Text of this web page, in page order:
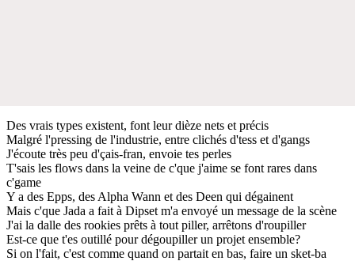
Des vrais types existent, font leur dièze nets et précis
Malgré l'pressing de l'industrie, entre clichés d'tess et d'gangs
J'écoute très peu d'çais-fran, envoie tes perles
T'sais les flows dans la veine de c'que j'aime se font rares dans
c'game
Y a des Epps, des Alpha Wann et des Deen qui dégainent
Mais c'que Jada a fait à Dipset m'a envoyé un message de la scène
J'ai la dalle des rookies prêts à tout piller, arrêtons d'roupiller
Est-ce que t'es outillé pour dégoupiller un projet ensemble?
Si on l'fait, c'est comme quand on partait en bas, faire un sket-ba